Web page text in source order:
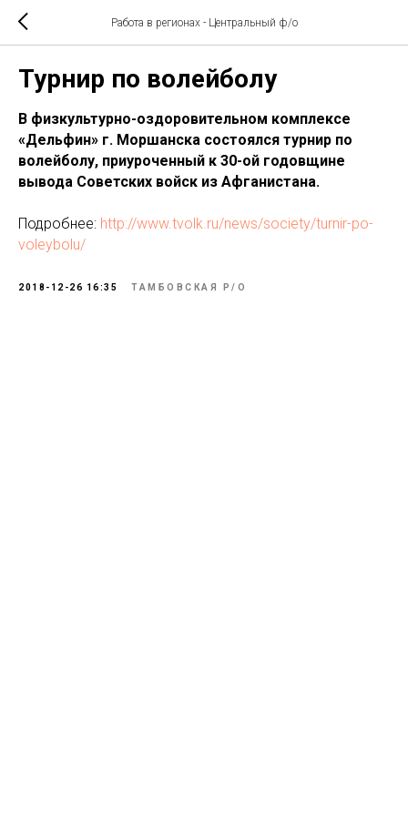
Работа в регионах - Центральный ф/о
Турнир по волейболу
В физкультурно-оздоровительном комплексе
«Дельфин» г. Моршанска состоялся турнир по
волейболу, приуроченный к 30-ой годовщине
вывода Советских войск из Афганистана.
Подробнее: http://www.tvolk.ru/news/society/turnir-po-
voleybolu/
2018-12-26 16:35 ТАМБОВСКАЯ Р/О